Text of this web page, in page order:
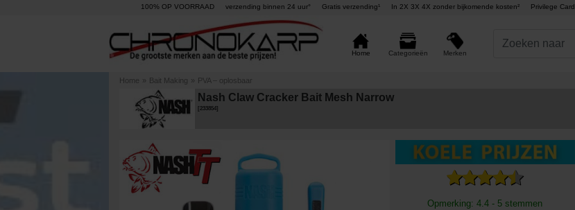
100% OP VOORRAAD verzending binnen 24 uur° Gratis verzending¹ In 2X 3X 4X zonder bijkomende kosten² Privilege Card
Home Categorieën Merken
Home » Bait Making » PVA – oplosbaar
Nash Claw Cracker Bait Mesh Narrow
233854 ]
Opmerking: 4.4 - 5 stemmen